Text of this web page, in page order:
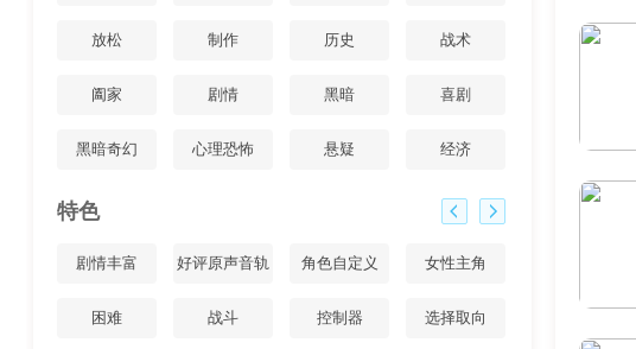
放松 制作 历史 战术
阖家 剧情 黑暗 喜剧
黑暗奇幻 心理恐怖 悬疑 经济
特色
剧情丰富 好评原声音轨 角色自定义 女性主角
困难 战斗 控制器 选择取向